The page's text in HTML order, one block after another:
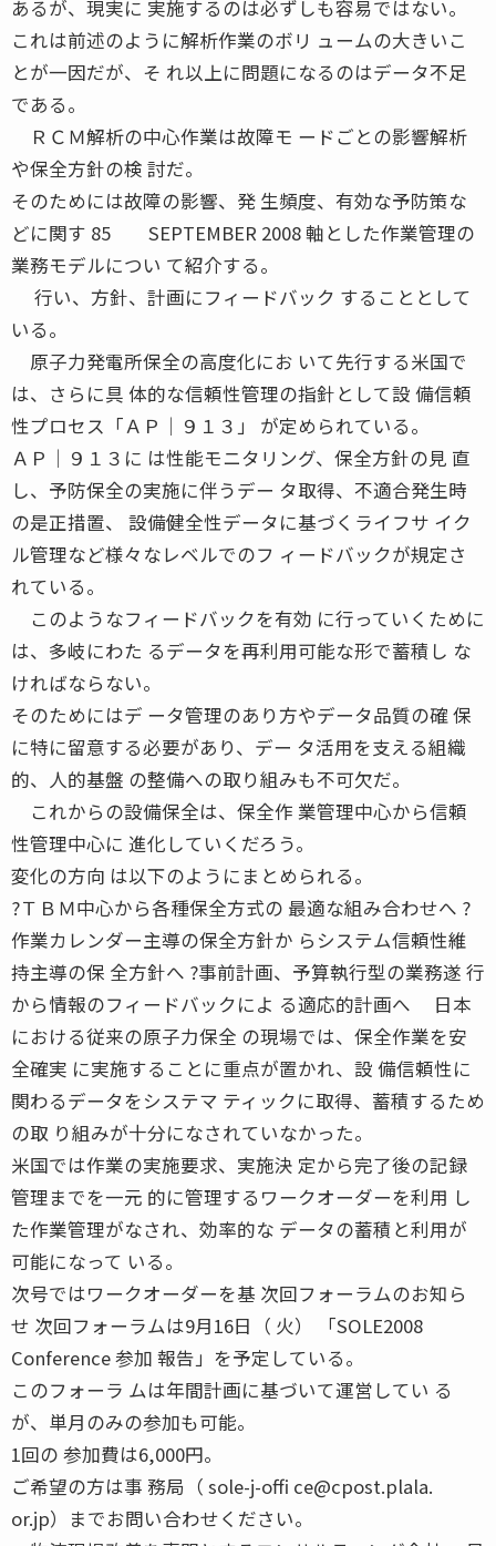
あるが、現実に 実施するのは必ずしも容易ではない。
これは前述のように解析作業のボリ ュームの大きいこ
とが一因だが、そ れ以上に問題になるのはデータ不足
である。
ＲＣＭ解析の中心作業は故障モ ードごとの影響解析
や保全方針の検 討だ。
そのためには故障の影響、発 生頻度、有効な予防策な
どに関す 85 SEPTEMBER 2008 軸とした作業管理の
業務モデルについ て紹介する。
行い、方針、計画にフィードバック することとして
いる。
原子力発電所保全の高度化にお いて先行する米国で
は、さらに具 体的な信頼性管理の指針として設 備信頼
性プロセス「ＡＰ│９１３」 が定められている。
ＡＰ│９１３に は性能モニタリング、保全方針の見 直
し、予防保全の実施に伴うデー タ取得、不適合発生時
の是正措置、 設備健全性データに基づくライフサ イク
ル管理など様々なレベルでのフ ィードバックが規定さ
れている。
このようなフィードバックを有効 に行っていくために
は、多岐にわた るデータを再利用可能な形で蓄積し な
ければならない。
そのためにはデ ータ管理のあり方やデータ品質の確 保
に特に留意する必要があり、デー タ活用を支える組織
的、人的基盤 の整備への取り組みも不可欠だ。
これからの設備保全は、保全作 業管理中心から信頼
性管理中心に 進化していくだろう。
変化の方向 は以下のようにまとめられる。
?ＴＢＭ中心から各種保全方式の 最適な組み合わせへ ?
作業カレンダー主導の保全方針か らシステム信頼性維
持主導の保 全方針へ ?事前計画、予算執行型の業務遂 行
から情報のフィードバックによ る適応的計画へ 日本
における従来の原子力保全 の現場では、保全作業を安
全確実 に実施することに重点が置かれ、設 備信頼性に
関わるデータをシステマ ティックに取得、蓄積するため
の取 り組みが十分になされていなかった。
米国では作業の実施要求、実施決 定から完了後の記録
管理までを一元 的に管理するワークオーダーを利用 し
た作業管理がなされ、効率的な データの蓄積と利用が
可能になって いる。
次号ではワークオーダーを基 次回フォーラムのお知ら
せ 次回フォーラムは9月16日（ 火） 「SOLE2008
Conference 参加 報告」を予定している。
このフォーラ ムは年間計画に基づいて運営してい る
が、単月のみの参加も可能。
1回の 参加費は6,000円。
ご希望の方は事 務局（ sole-j-offi ce@cpost.plala.
or.jp）までお問い合わせください。